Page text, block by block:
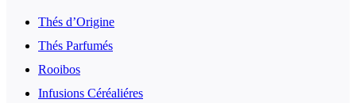
Thés d’Origine
Thés Parfumés
Rooibos
Infusions Céréaliéres